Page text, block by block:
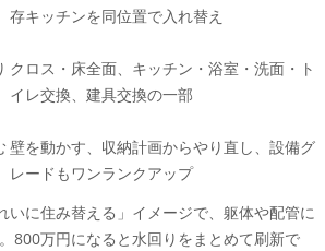
存キッチンを同位置で入れ替え
クロス・床全面、キッチン・浴室・洗面・ト
イレ交換、建具交換の一部
壁を動かす、収納計画からやり直し、設備グ
レードもワンランクアップ
いに住み替える」イメージで、躯体や配管に
800万円になると水回りをまとめて刷新で